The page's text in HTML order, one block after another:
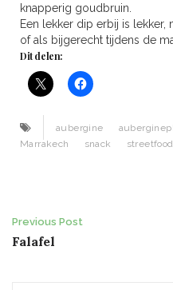
knapperig goudbruin.
Een lekker dip erbij is lekker,
of als bijgerecht tijdens de
Dit delen:
aubergine
Marrakech
snack streetfood
Post
Previous Post
Falafel